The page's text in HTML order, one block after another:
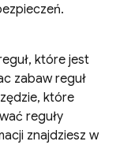
które jest
zabaw reguł
które
reguły
znajdziesz w